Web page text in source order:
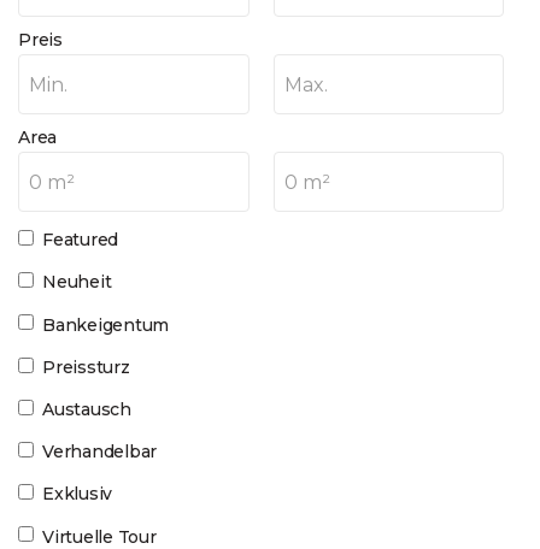
Preis
Min. Max.
Area
0 m² 0 m²
Featured
Neuheit
Bankeigentum
Preissturz
Austausch
Verhandelbar
Exklusiv
Virtuelle Tour